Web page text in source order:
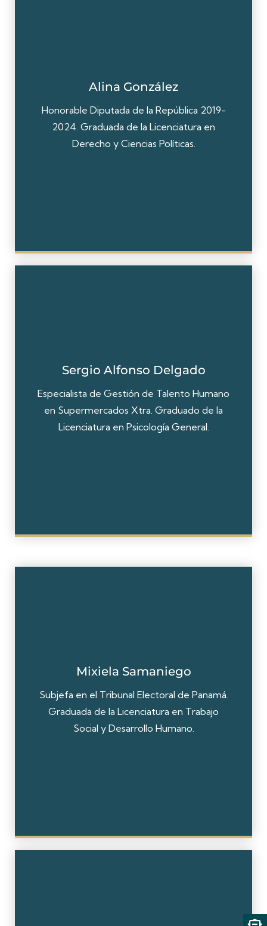
Alina González
Honorable Diputada de la República 2019-
2024. Graduada de la Licenciatura en
Derecho y Ciencias Políticas.
Sergio Alfonso Delgado
Especialista de Gestión de Talento Humano
en Supermercados Xtra. Graduado de la
Licenciatura en Psicología General.
Mixiela Samaniego
Subjefa en el Tribunal Electoral de Panamá.
Graduada de la Licenciatura en Trabajo
Social y Desarrollo Humano.